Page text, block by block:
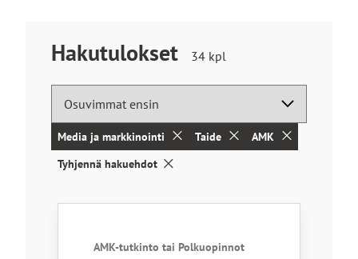
Hakutulokset
Hakutuloksia
34 kpl
Media ja markkinointi Taide
AMK
Tyhjennä hakuehdot
AMK-tutkinto tai Polkuopinnot